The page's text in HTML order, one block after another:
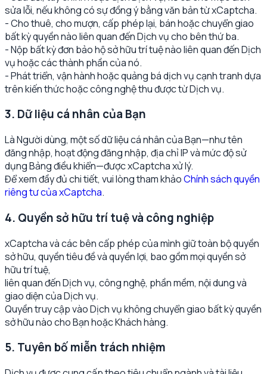
sửa lỗi, nếu không có sự đồng ý bằng văn bản từ xCaptcha.
- Cho thuê, cho mượn, cấp phép lại, bán hoặc chuyển giao
bất kỳ quyền nào liên quan đến Dịch vụ cho bên thứ ba.
- Nộp bất kỳ đơn bảo hộ sở hữu trí tuệ nào liên quan đến Dịch
vụ hoặc các thành phần của nó.
- Phát triển, vận hành hoặc quảng bá dịch vụ cạnh tranh dựa
trên kiến thức hoặc công nghệ thu được từ Dịch vụ.
3. Dữ liệu cá nhân của Bạn
Là Người dùng, một số dữ liệu cá nhân của Bạn—như tên
đăng nhập, hoạt động đăng nhập, địa chỉ IP và mức độ sử
dụng Bảng điều khiển—được xCaptcha xử lý.
Để xem đầy đủ chi tiết, vui lòng tham khảoChính sách quyền
riêng tư của xCaptcha.
4. Quyền sở hữu trí tuệ và công nghiệp
xCaptcha và các bên cấp phép của mình giữ toàn bộ quyền
sở hữu, quyền tiêu đề và quyền lợi, bao gồm mọi quyền sở
hữu trí tuệ,
liên quan đến Dịch vụ, công nghệ, phần mềm, nội dung và
giao diện của Dịch vụ.
Quyền truy cập vào Dịch vụ không chuyển giao bất kỳ quyền
sở hữu nào cho Bạn hoặc Khách hàng.
5. Tuyên bố miễn trách nhiệm